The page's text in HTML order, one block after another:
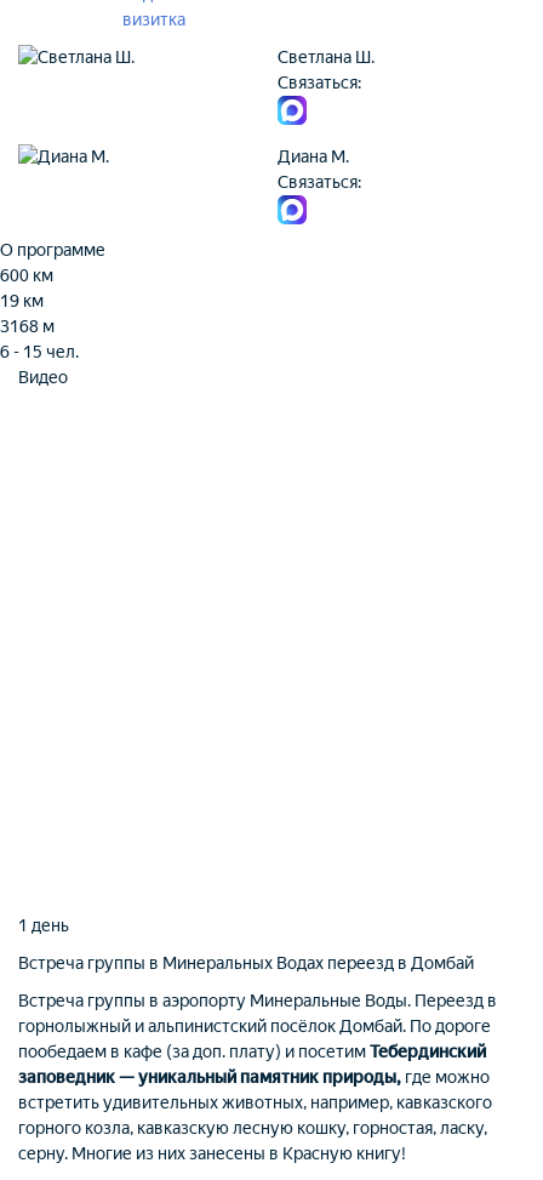
визитка
Светлана Ш.
Связаться:
Диана М.
Связаться:
О программе
600 км
19 км
3168 м
6 - 15 чел.
Видео
1 день
Встреча группы в Минеральных Водах переезд в Домбай
Встреча группы в аэропорту Минеральные Воды. Переезд в
горнолыжный и альпинистский посёлок Домбай. По дороге
пообедаем в кафе (за доп. плату) и посетимТебердинский
заповедник — уникальный памятник природы, где можно
встретить удивительных животных, например, кавказского
горного козла, кавказскую лесную кошку, горностая, ласку,
серну. Многие из них занесены в Красную книгу!